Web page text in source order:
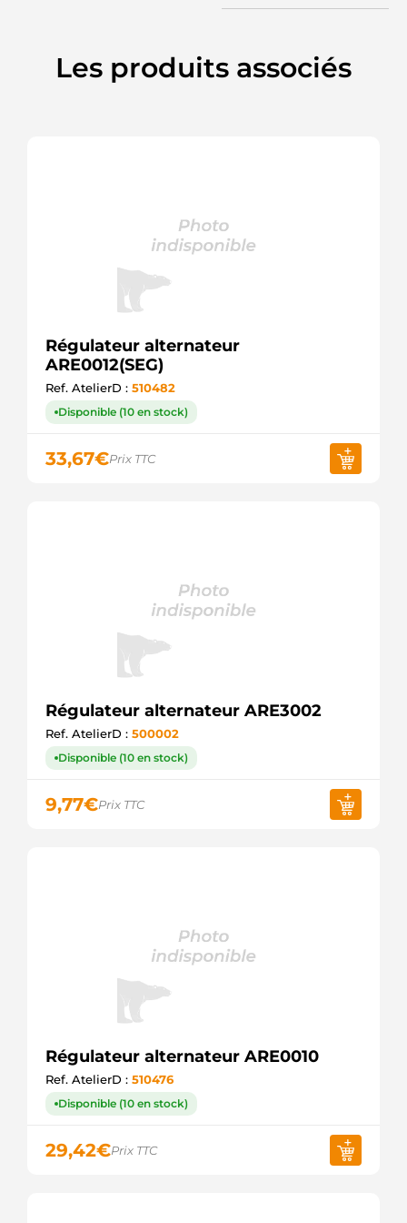
Les produits associés
Régulateur alternateur
ARE0012(SEG)
Ref. AtelierD : 510482
Disponible (10 en stock)
33,67€Prix TTC
Régulateur alternateur ARE3002
Ref. AtelierD : 500002
Disponible (10 en stock)
9,77€Prix TTC
Régulateur alternateur ARE0010
Ref. AtelierD : 510476
Disponible (10 en stock)
29,42€Prix TTC